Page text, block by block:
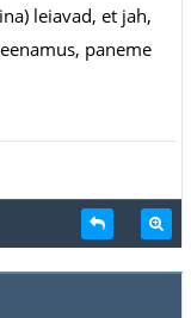
leiavad, et jah,
paneme